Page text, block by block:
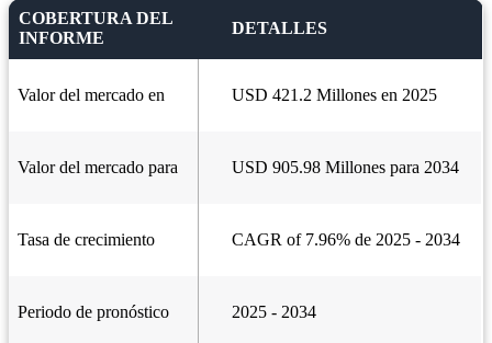
COBERTURA DEL
INFORME
DETALLES
Valor del mercado en USD 421.2 Millones en 2025
Valor del mercado para USD 905.98 Millones para 2034
Tasa de crecimiento CAGR of 7.96% de 2025 - 2034
Periodo de pronóstico 2025 - 2034